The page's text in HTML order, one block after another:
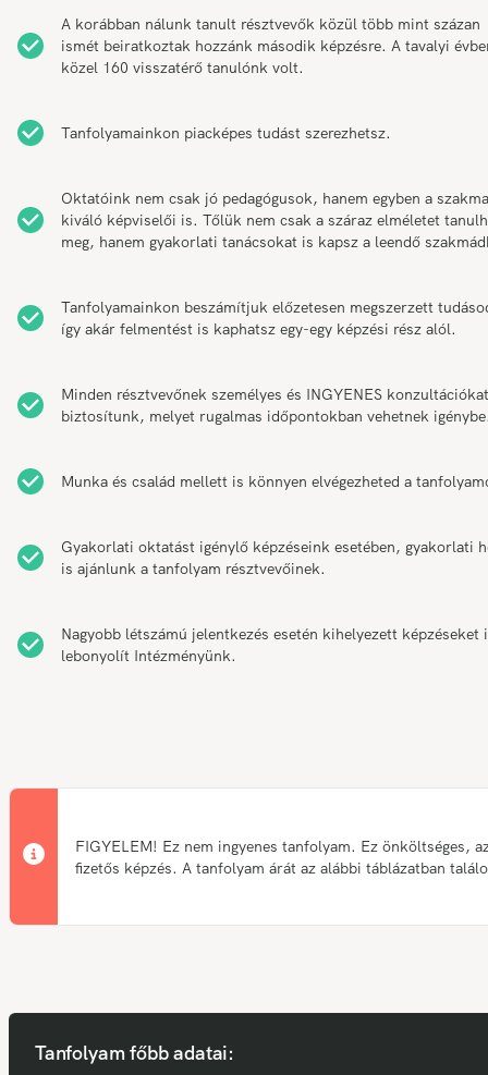
A korábban nálunk tanult résztvevők közül több mint százan
ismét beiratkoztak hozzánk második képzésre. A tavalyi
közel 160 visszatérő tanulónk volt.
Tanfolyamainkon piacképes tudást szerezhetsz.
Oktatóink nem csak jó pedagógusok, hanem egyben a szakma
kiváló képviselői is. Tőlük nem csak a száraz elméletet
meg, hanem gyakorlati tanácsokat is kapsz a leendő
Tanfolyamainkon beszámítjuk előzetesen megszerzett
így akár felmentést is kaphatsz egy-egy képzési rész alól.
Minden résztvevőnek személyes és INGYENES konzultációkat
biztosítunk, melyet rugalmas időpontokban vehetnek
Munka és család mellett is könnyen elvégezheted a
Gyakorlati oktatást igénylő képzéseink esetében, gyakorlati
is ajánlunk a tanfolyam résztvevőinek.
Nagyobb létszámú jelentkezés esetén kihelyezett képzéseket
lebonyolít Intézményünk.
FIGYELEM! Ez nem ingyenes tanfolyam. Ez önköltséges,
fizetős képzés. A tanfolyam árát az alábbi táblázatban
Tanfolyam főbb adatai: